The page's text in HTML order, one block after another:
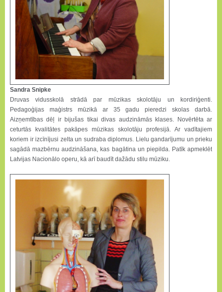
Sandra Snipke
Druvas vidusskolā strādā par mūzikas skolotāju un kordiriģenti.
Pedagoģijas maģistrs mūzikā ar 35 gadu pieredzi skolas darbā.
Aizņemtības dēļ ir bijušas tikai divas audzināmās klases. Novērtēta ar
ceturtās kvalitātes pakāpes mūzikas skolotāju profesijā. Ar vadītajiem
koriem ir izcīnījusi zelta un sudraba diplomus. Lielu gandarījumu un prieku
sagādā mazbērnu audzināšana, kas bagātina un piepilda. Patīk apmeklēt
Latvijas Nacionālo operu, kā arī baudīt dažādu stilu mūziku.